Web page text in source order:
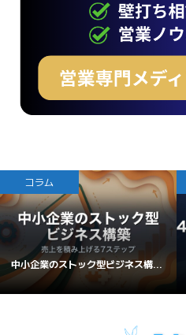
コラム
中小企業のストック型ビジネス構...